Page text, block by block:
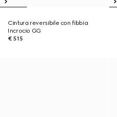
Cintura reversibile con fibbia
Incrocio GG
€ 515